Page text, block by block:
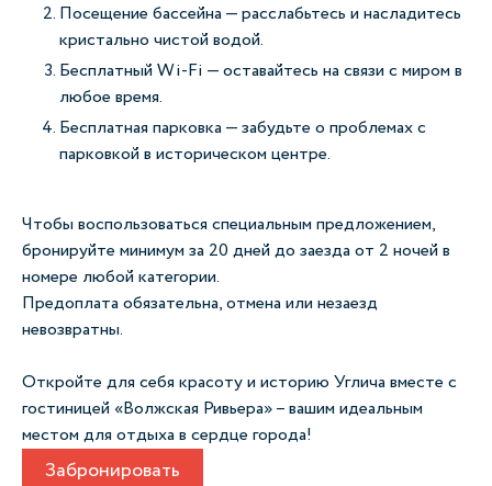
Посещение бассейна — расслабьтесь и насладитесь
кристально чистой водой.
Бесплатный Wi-Fi — оставайтесь на связи с миром в
любое время.
Бесплатная парковка — забудьте о проблемах с
парковкой в историческом центре.
Чтобы воспользоваться специальным предложением,
бронируйте минимум за 20 дней до заезда от 2 ночей в
номере любой категории.
Предоплата обязательна, отмена или незаезд
невозвратны.
Откройте для себя красоту и историю Углича вместе с
гостиницей «Волжская Ривьера» – вашим идеальным
местом для отдыха в сердце города!
Забронировать